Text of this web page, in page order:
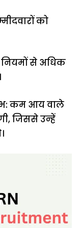
को
से अधिक
कम आय वाले
जिससे उन्हें